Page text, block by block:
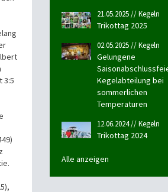
3:5
21.05.2025 // Kegeln
Trikottag 2025
02.05.2025 // Kegeln
Gelungene
Kegelabteilung bei
sommerlichen
Temperaturen
12.06.2024 // Kegeln
Trikottag 2024
Alle anzeigen